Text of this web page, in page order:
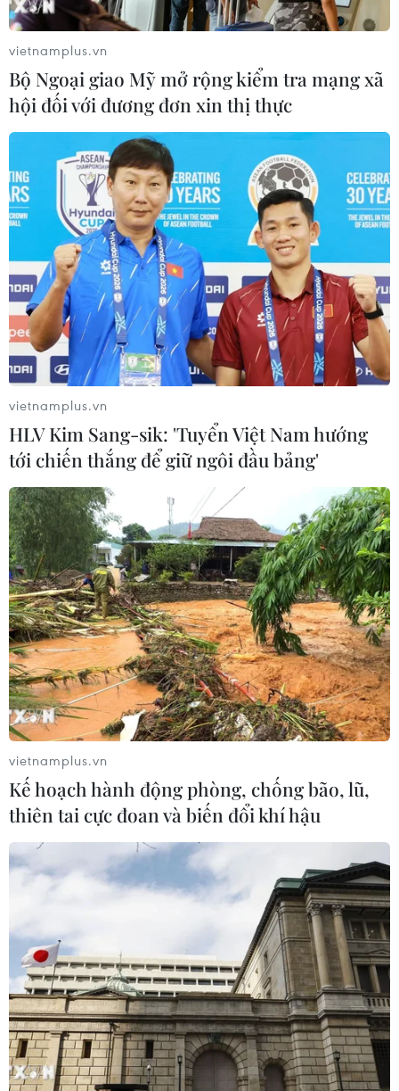
#Thanh Hóa #Quy hoạch
#di sản thiên nhiên
#biến đổi khí hậu
#ASEAN Thanh Hóa
Theo dõi VietnamPlus
TIN LIÊN QUAN
Đà Nẵng thông tin về điều chỉnh quy
hoạch chung thành phố
27/02/2019 07:12
Thời gian qua, có một số thông tin không chính xác về
việc Đà Nẵng lựa chọn đơn vị tư vấn thực hiện điều
chỉnh quy hoạch chung cho thành phố Đà Nẵng đến
năm 2030, tầm nhìn đến năm 2045.
vietnamplus.vn
Bộ Ngoại giao Mỹ mở rộng kiểm tra mạng xã
hội đối với đương đơn xin thị thực
vietnamplus.vn
HLV Kim Sang-sik: 'Tuyển Việt Nam hướng
tới chiến thắng để giữ ngôi đầu bảng'
vietnamplus.vn
Kế hoạch hành động phòng, chống bão, lũ,
thiên tai cực đoan và biến đổi khí hậu